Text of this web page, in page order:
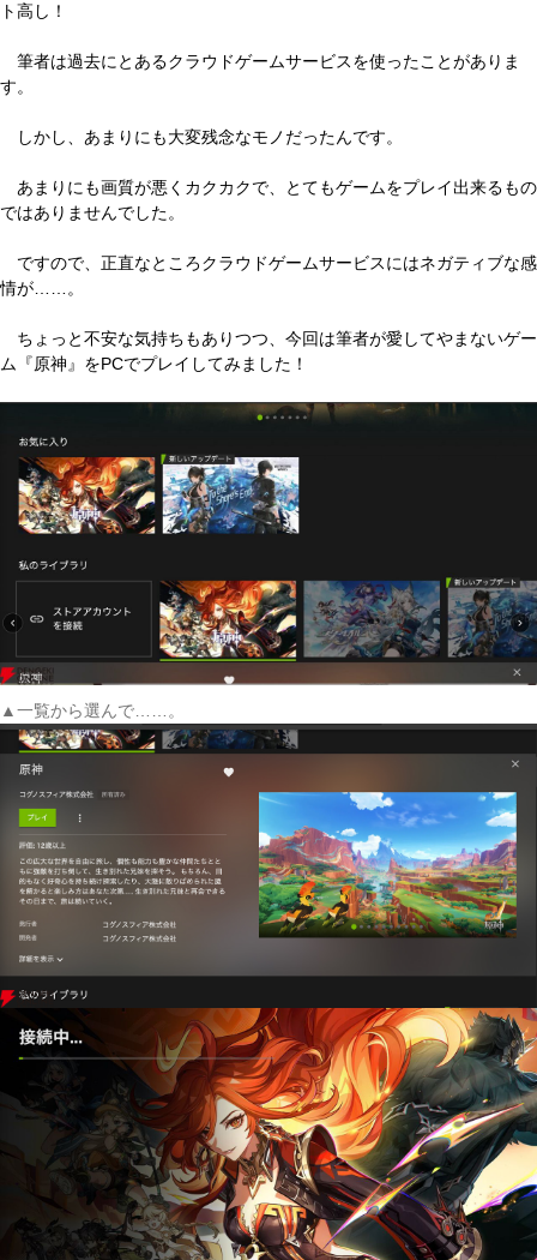
ト高し！
筆者は過去にとあるクラウドゲームサービスを使ったことがありま
す。
しかし、あまりにも大変残念なモノだったんです。
あまりにも画質が悪くカクカクで、とてもゲームをプレイ出来るもの
ではありませんでした。
ですので、正直なところクラウドゲームサービスにはネガティブな感
情が……。
ちょっと不安な気持ちもありつつ、今回は筆者が愛してやまないゲー
ム『原神』をPCでプレイしてみました！
▲一覧から選んで……。